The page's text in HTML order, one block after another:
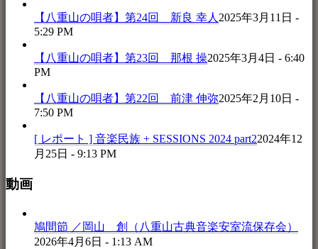
【八重山の唄者】第24回 新良 幸人2025年3月11日 -
5:29 PM
【八重山の唄者】第23回 那根 操2025年3月4日 - 6:40
PM
【八重山の唄者】第22回 前津 伸弥2025年2月10日 -
7:50 PM
[ レポート ] 音楽民族 + SESSIONS 2024 part22024年12
月25日 - 9:13 PM
動画
鳩間節 ／岡山 創（八重山古典音楽安室流保存会）
2026年4月6日 - 1:13 AM